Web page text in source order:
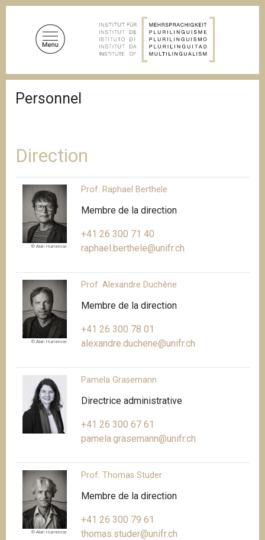
i
l
r
n
e
Personnel
Direction
© Alan Humerose
Prof. Raphael Berthele
Membre de la direction
+41 26 300 71 40
raphael.berthele@unifr.ch
© Alan Humerose
Prof. Alexandre Duchêne
Membre de la direction
+41 26 300 78 01
alexandre.duchene@unifr.ch
Pamela Grasemann
Directrice administrative
+41 26 300 67 61
pamela.grasemann@unifr.ch
© Alan Humerose
Prof. Thomas Studer
Membre de la direction
+41 26 300 79 61
thomas.studer@unifr.ch